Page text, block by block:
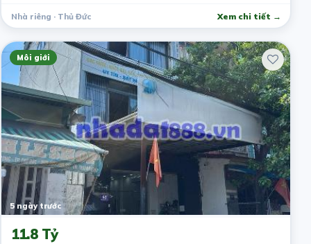
Nhà riêng · Thủ Đức Xem chi tiết →
Môi giới
5 ngày trước
11.8 Tỷ